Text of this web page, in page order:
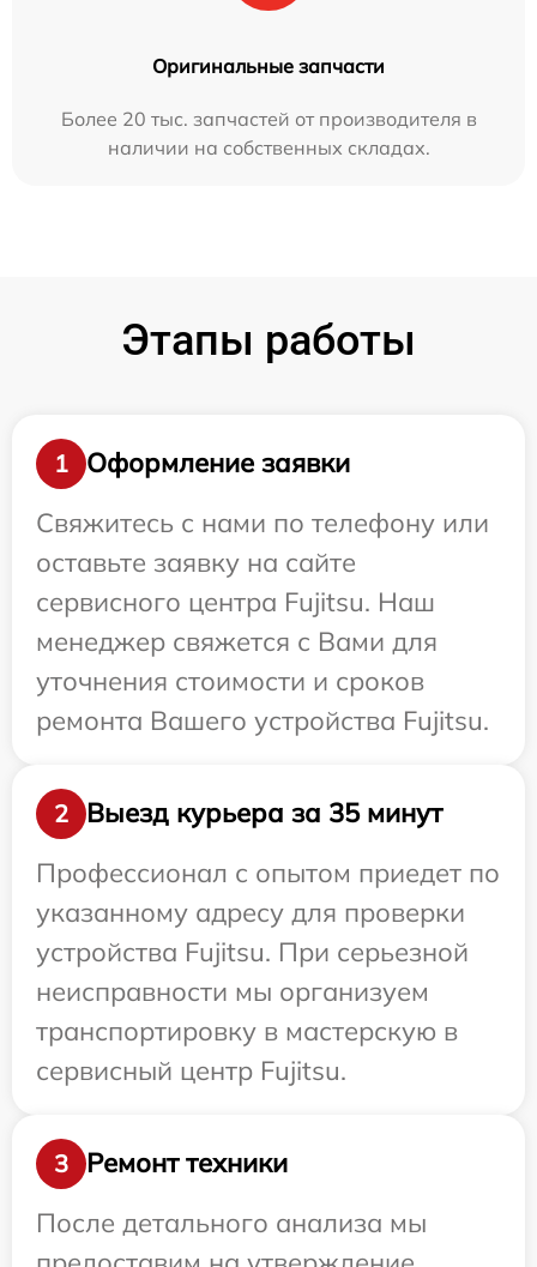
Оригинальные запчасти
Более 20 тыс. запчастей от производителя в
наличии на собственных складах.
Этапы работы
1
Оформление заявки
Свяжитесь с нами по телефону или
оставьте заявку на сайте
сервисного центра Fujitsu. Наш
менеджер свяжется с Вами для
уточнения стоимости и сроков
ремонта Вашего устройства Fujitsu.
2
Выезд курьера за 35 минут
Профессионал с опытом приедет по
указанному адресу для проверки
устройства Fujitsu. При серьезной
неисправности мы организуем
транспортировку в мастерскую в
сервисный центр Fujitsu.
3
Ремонт техники
После детального анализа мы